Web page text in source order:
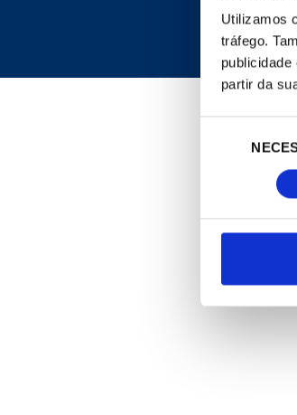
Utilizamos
tráfego.
partir da
consentimento
Meu Pecomark
Delegações